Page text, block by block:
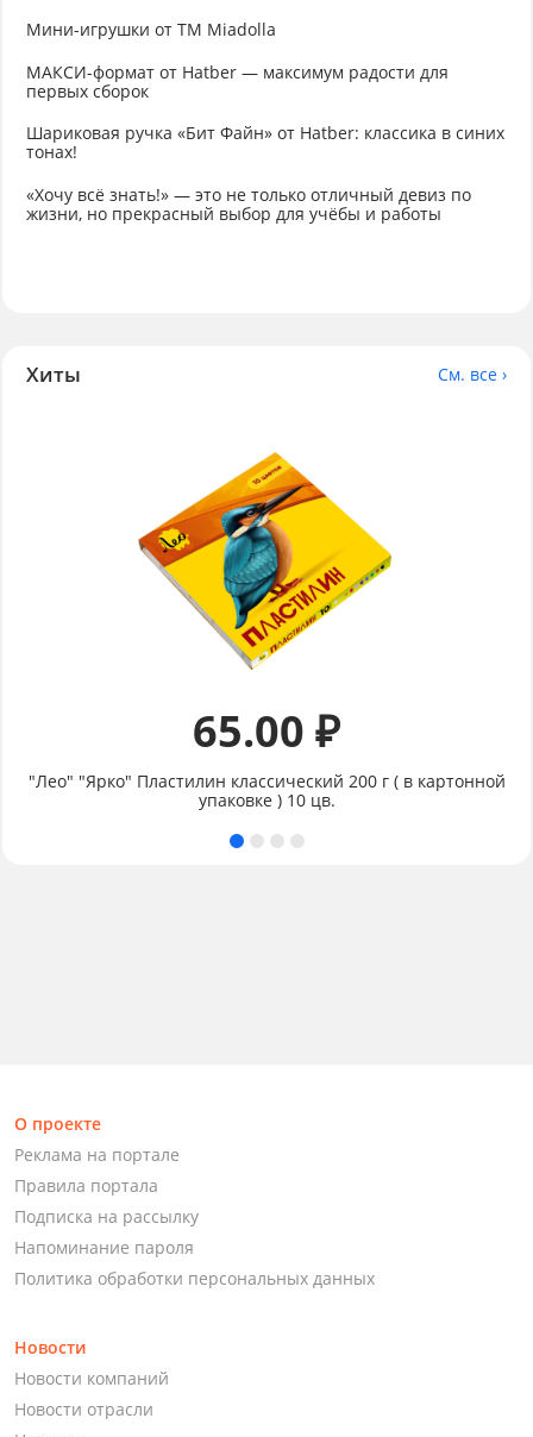
Мини-игрушки от ТМ Miadolla
МАКСИ-формат от Hatber — максимум радости для
первых сборок
Шариковая ручка «Бит Файн» от Hatber: классика в синих
тонах!
«Хочу всё знать!» — это не только отличный девиз по
жизни, но прекрасный выбор для учёбы и работы
Хиты См. все ›
65.00 ₽
"Лео" "Ярко" Пластилин классический 200 г ( в картонной
упаковке ) 10 цв.
О проекте
Реклама на портале
Правила портала
Подписка на рассылку
Напоминание пароля
Политика обработки персональных данных
Новости
Новости компаний
Новости отрасли